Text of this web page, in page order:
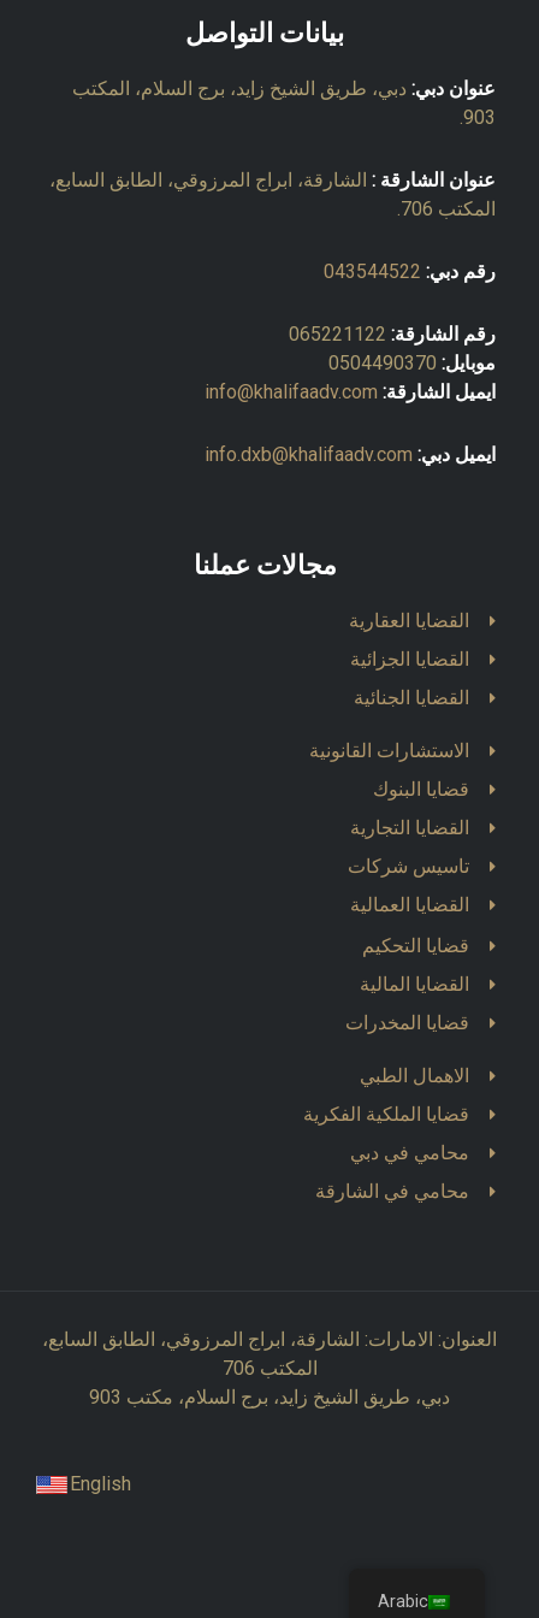
بيانات التواصل
عنوان دبي: دبي، طريق الشيخ زايد، برج السلام، المكتب
903.
عنوان الشارقة : الشارقة، ابراج المرزوقي، الطابق السابع،
المكتب 706.
رقم دبي: 043544522
رقم الشارقة: 065221122
موبايل: 0504490370
ايميل الشارقة: info@khalifaadv.com
ايميل دبي: info.dxb@khalifaadv.com
مجالات عملنا
القضايا العقارية
القضايا الجزائية
القضايا الجنائية
الاستشارات القانونية
قضايا البنوك
القضايا التجارية
تاسيس شركات
القضايا العمالية
قضايا التحكيم
القضايا المالية
قضايا المخدرات
الاهمال الطبي
قضايا الملكية الفكرية
محامي في دبي
محامي في الشارقة
العنوان: الامارات: الشارقة، ابراج المرزوقي، الطابق السابع،
المكتب 706
دبي، طريق الشيخ زايد، برج السلام، مكتب 903
English
Arabic